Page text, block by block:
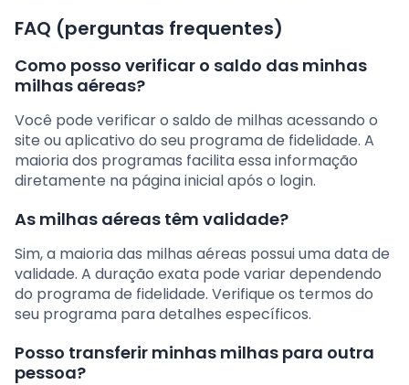
FAQ (perguntas frequentes)
Como posso verificar o saldo das minhas
milhas aéreas?
Você pode verificar o saldo de milhas acessando o
site ou aplicativo do seu programa de fidelidade. A
maioria dos programas facilita essa informação
diretamente na página inicial após o login.
As milhas aéreas têm validade?
Sim, a maioria das milhas aéreas possui uma data de
validade. A duração exata pode variar dependendo
do programa de fidelidade. Verifique os termos do
seu programa para detalhes específicos.
Posso transferir minhas milhas para outra
pessoa?